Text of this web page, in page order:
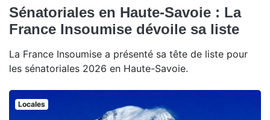
Sénatoriales en Haute-Savoie : La
France Insoumise dévoile sa liste
La France Insoumise a présenté sa tête de liste pour
les sénatoriales 2026 en Haute-Savoie.
Locales